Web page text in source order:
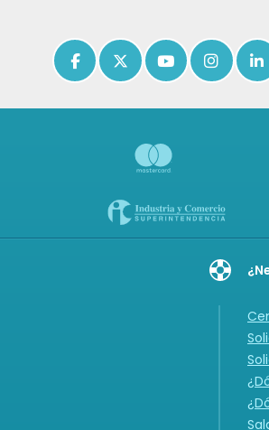
Icon of facebook-f
Icon of x-twitter
Icon ofIcon of